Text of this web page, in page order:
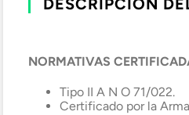
NORMATIVAS
Tipo II A N O 71/022.
Certificado por la